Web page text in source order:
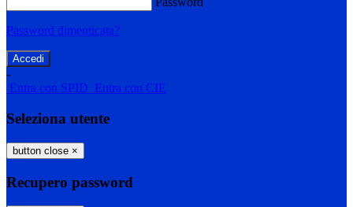
Password dimenticata?
-
Entra con SPID Entra con CIE
Seleziona utente
button close ×
Recupero password